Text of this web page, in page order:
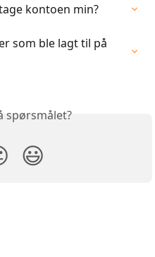
kontoen min?
som ble lagt til på
spørsmålet?
😃